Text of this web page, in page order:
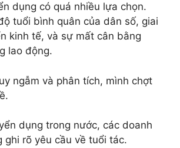
dụng có quá nhiều lựa chọn.
tuổi bình quân của dân số, giai
kinh tế, và sự mất cân bằng
lao động.
ngẫm và phân tích, mình chợt
dụng trong nước, các doanh
ghi rõ yêu cầu về tuổi tác.